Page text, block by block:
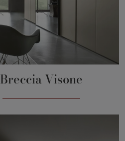
Breccia Visone